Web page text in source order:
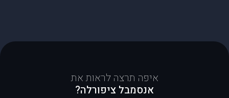
איפה תרצה לראות את
אנסמבל ציפורלה?